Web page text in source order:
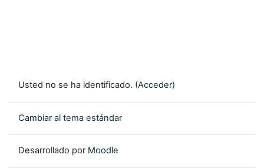
Usted no se ha identificado. (Acceder)
Cambiar al tema estándar
Desarrollado por Moodle